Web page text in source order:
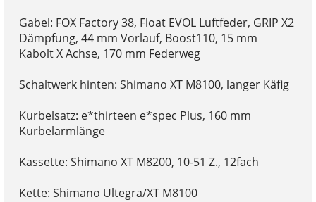
Gabel: FOX Factory 38, Float EVOL Luftfeder, GRIP X2
Dämpfung, 44 mm Vorlauf, Boost110, 15 mm
Kabolt X Achse, 170 mm Federweg
Schaltwerk hinten: Shimano XT M8100, langer Käfig
Kurbelsatz: e*thirteen e*spec Plus, 160 mm
Kurbelarmlänge
Kassette: Shimano XT M8200, 10-51 Z., 12fach
Kette: Shimano Ultegra/XT M8100